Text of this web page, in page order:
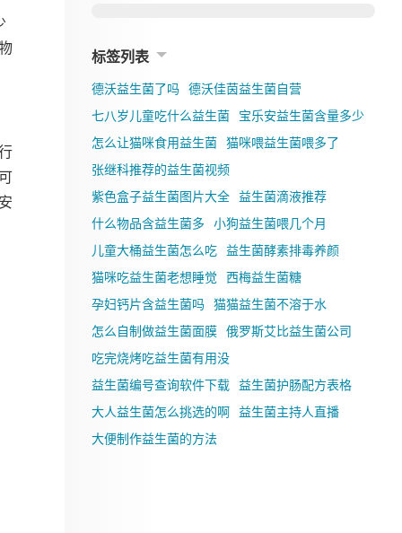
标签列表
德沃益生菌了吗
德沃佳茵益生菌自营
七八岁儿童吃什么益生菌
宝乐安益生菌含量多少
怎么让猫咪食用益生菌
猫咪喂益生菌喂多了
张继科推荐的益生菌视频
紫色盒子益生菌图片大全
益生菌滴液推荐
什么物品含益生菌多
小狗益生菌喂几个月
儿童大桶益生菌怎么吃
益生菌酵素排毒养颜
猫咪吃益生菌老想睡觉
西梅益生菌糖
孕妇钙片含益生菌吗
猫猫益生菌不溶于水
怎么自制做益生菌面膜
俄罗斯艾比益生菌公司
吃完烧烤吃益生菌有用没
益生菌编号查询软件下载
益生菌护肠配方表格
大人益生菌怎么挑选的啊
益生菌主持人直播
大便制作益生菌的方法